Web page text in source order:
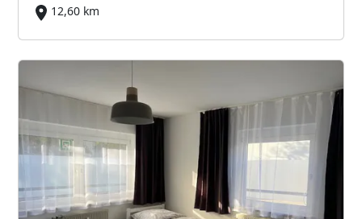
12,60 km